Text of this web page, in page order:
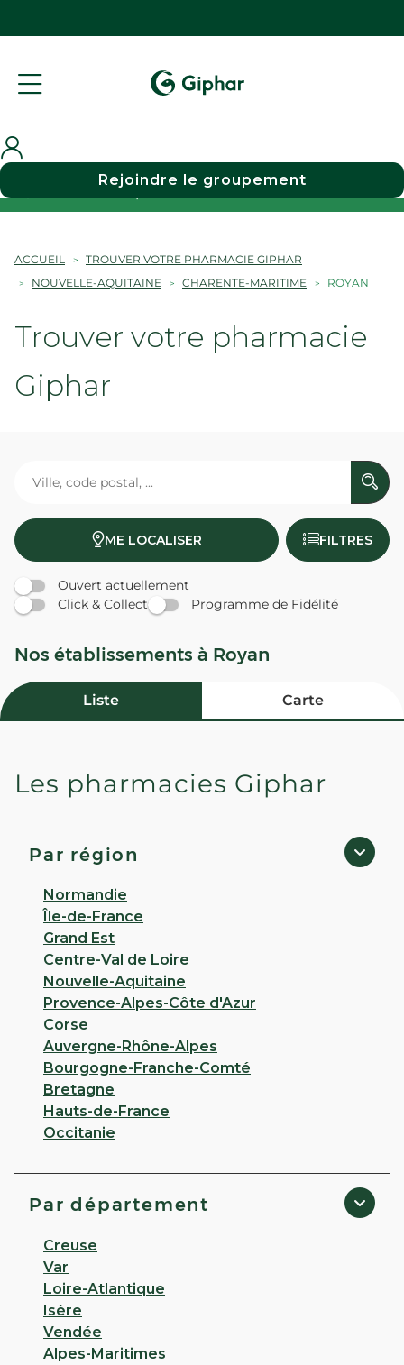
Choisir une pharmacie
Rejoindre le groupement
ACCUEIL
TROUVER VOTRE PHARMACIE GIPHAR
NOUVELLE-AQUITAINE
CHARENTE-MARITIME ROYAN
Trouver votre pharmacie
Giphar
ME LOCALISER FILTRES
Ouvert actuellement
Click & Collect
Programme de Fidélité
Nos établissements à Royan
Liste Carte
Nouvelle Pharmacie du Fief
PLUS D'INFO
CHOISIR CETTE PHARMACIE
VOIR PLUS
Les pharmacies Giphar
Par région
Normandie
Île-de-France
Grand Est
Centre-Val de Loire
Nouvelle-Aquitaine
Provence-Alpes-Côte d'Azur
Corse
Auvergne-Rhône-Alpes
Bourgogne-Franche-Comté
Bretagne
Hauts-de-France
Occitanie
Par département
Creuse
Var
Loire-Atlantique
Isère
Vendée
Alpes-Maritimes